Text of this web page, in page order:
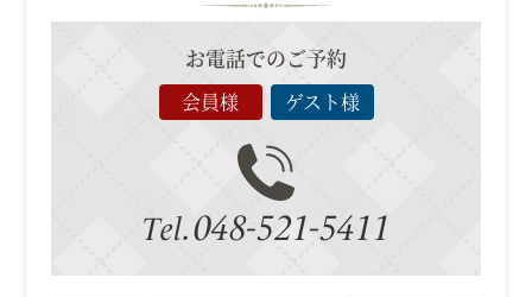
お電話でのご予約
会員様 ゲスト様
Tel.048-521-5411